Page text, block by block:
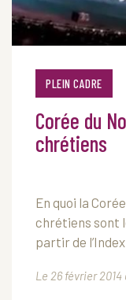
PLEIN CADRE
Corée du
chrétiens
En quoi la
chrétiens sont
partir de
Le 26 février 2014